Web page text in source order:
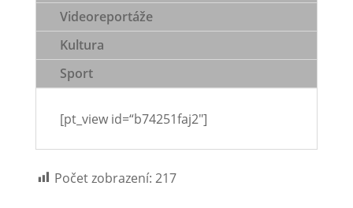
Videoreportáže
Kultura
Sport
[pt_view id=“b74251faj2″]
Počet zobrazení: 217